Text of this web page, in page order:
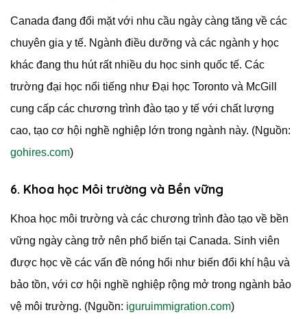
Canada đang đối mặt với nhu cầu ngày càng tăng về các
chuyên gia y tế. Ngành điều dưỡng và các ngành y học
khác đang thu hút rất nhiều du học sinh quốc tế. Các
trường đại học nổi tiếng như Đại học Toronto và McGill
cung cấp các chương trình đào tạo y tế với chất lượng
cao, tạo cơ hội nghề nghiệp lớn trong ngành này. (Nguồn:
gohires.com)
6. Khoa học Môi trường và Bền vững
Khoa học môi trường và các chương trình đào tạo về bền
vững ngày càng trở nên phổ biến tại Canada. Sinh viên
được học về các vấn đề nóng hổi như biến đổi khí hậu và
bảo tồn, với cơ hội nghề nghiệp rộng mở trong ngành bảo
vệ môi trường. (Nguồn: iguruimmigration.com)